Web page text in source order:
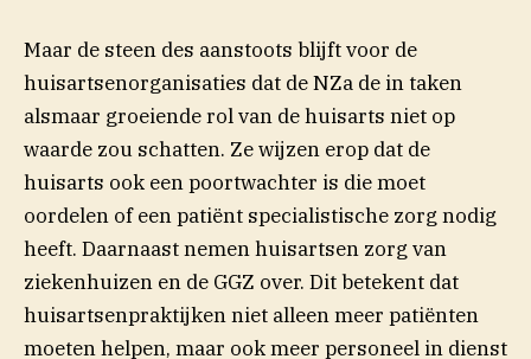
Maar de steen des aanstoots blijft voor de
huisartsenorganisaties dat de NZa de in taken
alsmaar groeiende rol van de huisarts niet op
waarde zou schatten. Ze wijzen erop dat de
huisarts ook een poortwachter is die moet
oordelen of een patiënt specialistische zorg nodig
heeft. Daarnaast nemen huisartsen zorg van
ziekenhuizen en de GGZ over. Dit betekent dat
huisartsenpraktijken niet alleen meer patiënten
moeten helpen, maar ook meer personeel in dienst